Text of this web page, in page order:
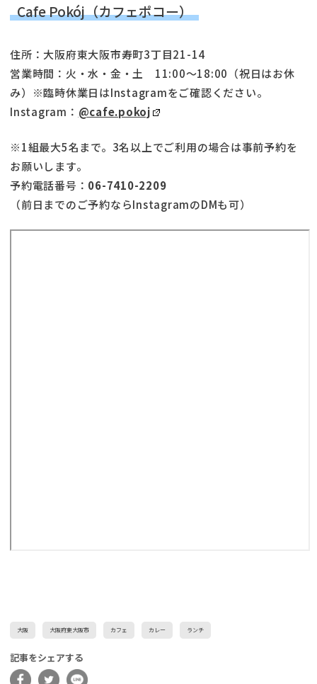
Cafe Pokój（カフェポコー）
住所：大阪府東大阪市寿町3丁目21-14
営業時間：火・水・金・土 11:00〜18:00（祝日はお休
み）※臨時休業日はInstagramをご確認ください。
Instagram： @cafe.pokoj
※1組最大5名まで。3名以上でご利用の場合は事前予約を
お願いします。
予約電話番号： 06-7410-2209
（前日までのご予約ならInstagramのDMも可）
大阪 大阪府東大阪市 カフェ カレー ランチ
記事をシェアする